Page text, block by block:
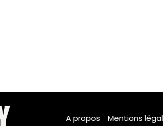
A propos Mentions